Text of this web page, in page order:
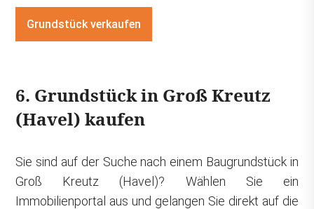
Grundstück verkaufen
6. Grundstück in Groß Kreutz
(Havel) kaufen
Sie sind auf der Suche nach einem Baugrundstück in
Groß Kreutz (Havel)? Wählen Sie ein
Immobilienportal aus und gelangen Sie direkt auf die